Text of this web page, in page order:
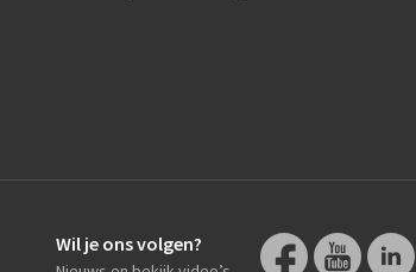
Wil je ons volgen?